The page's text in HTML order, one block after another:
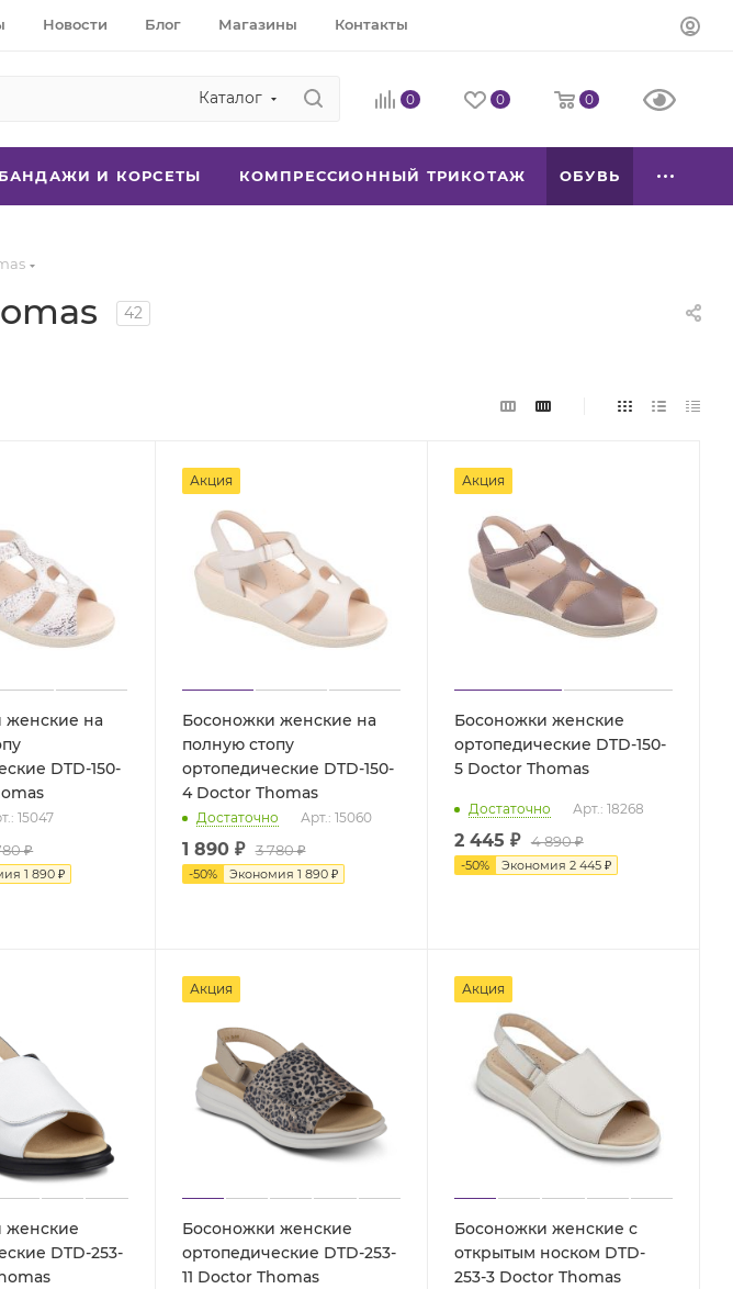
Новости Блог Магазины Контакты
Каталог 0 0 0
БАНДАЖИ И КОРСЕТЫ КОМПРЕССИОННЫЙ ТРИКОТАЖ ОБУВЬ
42
женские на
DTD-150-
15047
₽
1 890 ₽
Акция
Босоножки женские на
полную стопу
ортопедические DTD-150-
4 Doctor Thomas
Достаточно Арт.: 15060
1 890 ₽ 3 780 ₽
-50% Экономия 1 890 ₽
Акция
Босоножки женские
ортопедические DTD-150-
5 Doctor Thomas
Достаточно Арт.: 18268
2 445 ₽ 4 890 ₽
-50% Экономия 2 445 ₽
женские
DTD-253-
Акция
Босоножки женские
ортопедические DTD-253-
11 Doctor Thomas
Акция
Босоножки женские с
открытым носком DTD-
253-3 Doctor Thomas